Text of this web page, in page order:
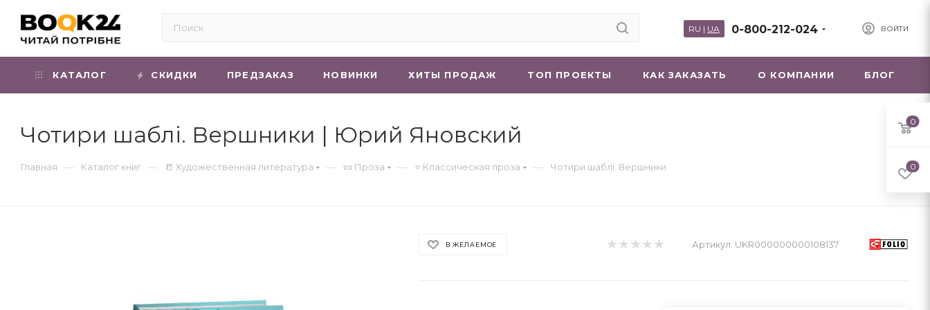
ВОЙТИ
0-800-212-024
RU | UA
КАТАЛОГ СКИДКИ ПРЕДЗАКАЗ НОВИНКИ ХИТЫ ПРОДАЖ ТОП ПРОЕКТЫ КАК ЗАКАЗАТЬ О КОМПАНИИ БЛОГ
Чотири шаблі. Вершники | Юрий Яновский
Главная — Каталог книг — 📒 Художественная литература — 📜 Проза — ⭐ Классическая проза — Чотири шаблі. Вершники
В ЖЕЛАЕМОЕ Артикул: UKR000000000108137
0
0